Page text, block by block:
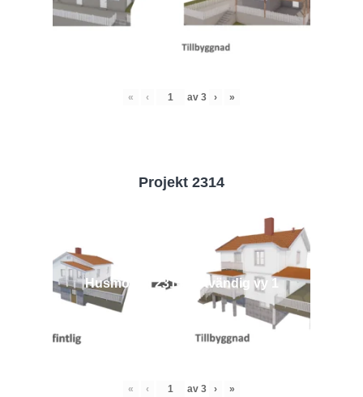
« ‹ av 3 › »
Projekt 2314
Husmodell 2314 - Utvändig vy 1
« ‹ av 3 › »